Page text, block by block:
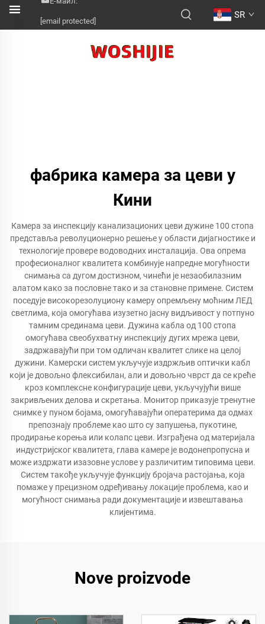
[email protected]
SR
фабрика камера за цеви у
Кини
Камера за инспекцију канализационих цеви дужине 100 стопа
представља револуционерно решење у области дијагностике и
технологије провере водоводних инсталација. Ова опрема
професионалног квалитета комбинује напредне могућности
снимања са дугом достизном, чинећи је незаобилазним
алатом како за пословне тако и за становне примене. Систем
поседује високорезолуциону камеру опремљену моћним ЛЕД
светлима, која омогућава изузетно јасну видљивост у потпуно
тамним срединама цеви. Дужина кабла од 100 стопа
омогућава свеобухватну инспекцију дугих мрежа цеви,
задржавајући при том одличан квалитет слике на целој
дужини. Камерски систем укључује издржљив оптички кабл
који је довољно флексибилан, али и довољно чврст да се креће
кроз комплексне конфигурације цеви, укључујући више
закривљених делова и скретања. Монитор приказује тренутне
снимке у пуном бојама, омогућавајући оператерима да одмах
препознају проблеме као што су запушења, пукотине,
продирање корења или колапс цеви. Изграђена од материјала
индустријског квалитета, глава камере је водонепропусна и
може издржати изазовне услове у различитим типовима цеви.
Систем такође укључује функцију бројача растојања, која
помаже у прецизном одређивању локације проблема, као и
могућност снимања ради документације и извештавања
клијентима.
Nove proizvode